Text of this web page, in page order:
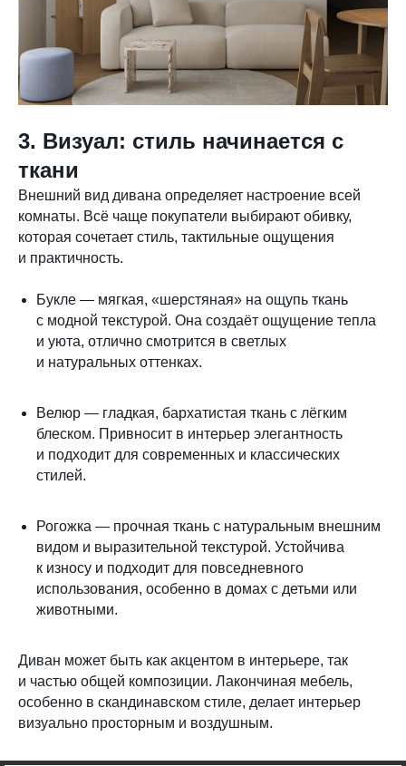
3. Визуал: стиль начинается с
ткани
Внешний вид дивана определяет настроение всей
комнаты. Всё чаще покупатели выбирают обивку,
которая сочетает стиль, тактильные ощущения
и практичность.
Букле — мягкая, «шерстяная» на ощупь ткань
с модной текстурой. Она создаёт ощущение тепла
и уюта, отлично смотрится в светлых
и натуральных оттенках.
Велюр — гладкая, бархатистая ткань с лёгким
блеском. Привносит в интерьер элегантность
и подходит для современных и классических
стилей.
Рогожка — прочная ткань с натуральным внешним
видом и выразительной текстурой. Устойчива
к износу и подходит для повседневного
использования, особенно в домах с детьми или
животными.
Диван может быть как акцентом в интерьере, так
и частью общей композиции. Лакончиная мебель,
особенно в скандинавском стиле, делает интерьер
визуально просторным и воздушным.